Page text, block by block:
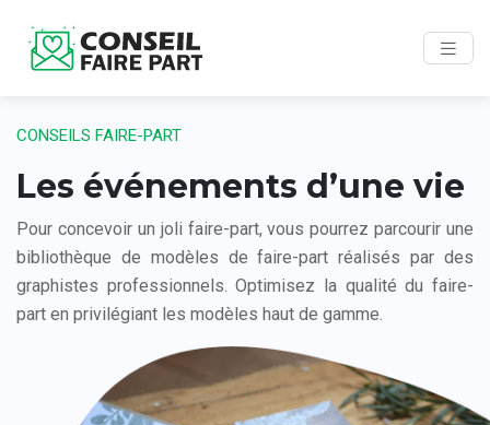
CONSEILS FAIRE-PART
Les événements d’une vie
Pour concevoir un joli faire-part, vous pourrez parcourir une
bibliothèque de modèles de faire-part réalisés par des
graphistes professionnels. Optimisez la qualité du faire-
part en privilégiant les modèles haut de gamme.